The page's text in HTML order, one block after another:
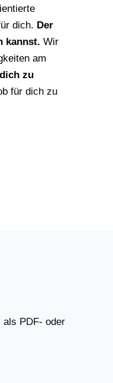
dich. Der
kannst. Wir
am
zu
für dich zu
als PDF- oder